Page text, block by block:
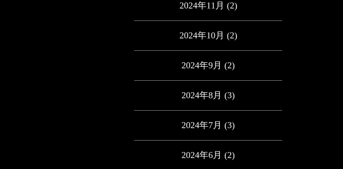
2024年11月 (2)
2024年10月 (2)
2024年9月 (2)
2024年8月 (3)
2024年7月 (3)
2024年6月 (2)